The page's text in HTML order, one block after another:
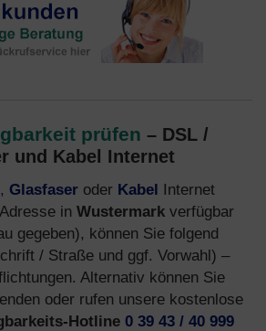
prüfen – DSL /
und Kabel Internet
, Glasfaser oder Kabel Internet
in Wustermark verfügbar
gegeben), können Sie folgend
/ Straße und ggf. Vorwahl) –
Alternativ können Sie
oder rufen unsere kostenlose
Hotline 0 39 43 / 40 999